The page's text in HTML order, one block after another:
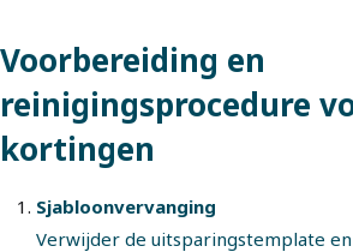
Voorbereiding en
reinigingsprocedure
kortingen
Sjabloonvervanging
Verwijder de uitsparingstemplate